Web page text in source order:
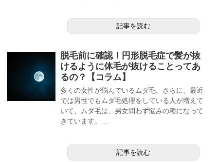
記事を読む
脱毛前に確認！円形脱毛症で髪が抜
けるように体毛が抜けることってあ
るの？【コラム】
多くの女性が悩んでいるムダ毛。さらに、最近
では男性でもムダ毛処理をしている人が増えて
いて、ムダ毛は、男女問わず悩みの種になって
きています。 ...
記事を読む